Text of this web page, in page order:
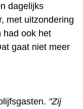
dagelijks
met uitzondering
had ook het
gaat niet meer
"Zij